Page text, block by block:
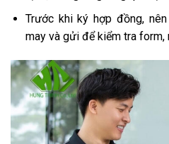
Trước khi ký hợp đồng,
may và gửi để kiểm tra